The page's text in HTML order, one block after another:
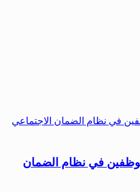
في نظام الضمان